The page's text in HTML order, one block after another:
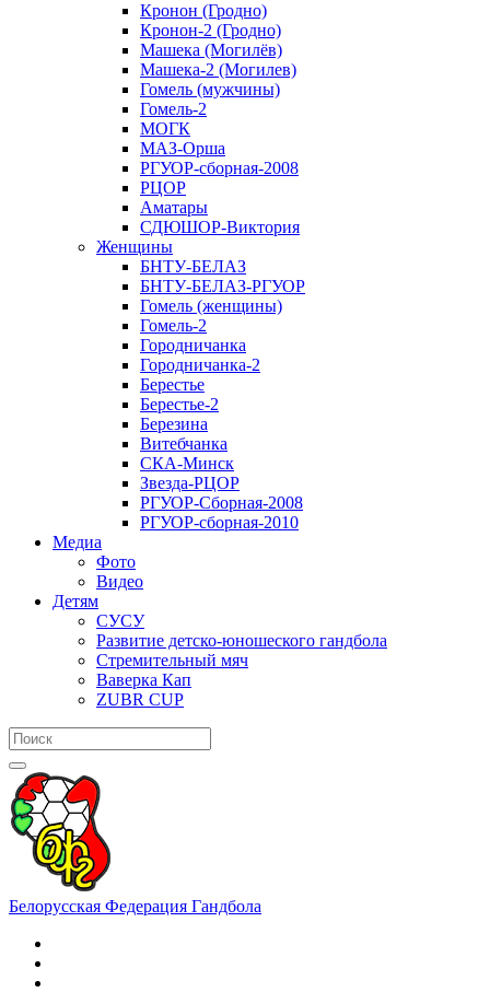
Кронон (Гродно)
Кронон-2 (Гродно)
Машека (Могилёв)
Машека-2 (Могилев)
Гомель (мужчины)
Гомель-2
МОГК
МАЗ-Орша
РГУОР-сборная-2008
РЦОР
Аматары
СДЮШОР-Виктория
Женщины
БНТУ-БЕЛАЗ
БНТУ-БЕЛАЗ-РГУОР
Гомель (женщины)
Гомель-2
Городничанка
Городничанка-2
Берестье
Берестье-2
Березина
Витебчанка
СКА-Минск
Звезда-РЦОР
РГУОР-Сборная-2008
РГУОР-сборная-2010
Медиа
Фото
Видео
Детям
СУСУ
Развитие детско-юношеского гандбола
Стремительный мяч
Ваверка Кап
ZUBR CUP
Белорусская Федерация Гандбола